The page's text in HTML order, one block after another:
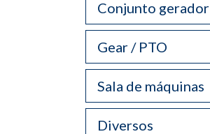
Conjunto gerador
Gear / PTO
Sala de máquinas
Diversos